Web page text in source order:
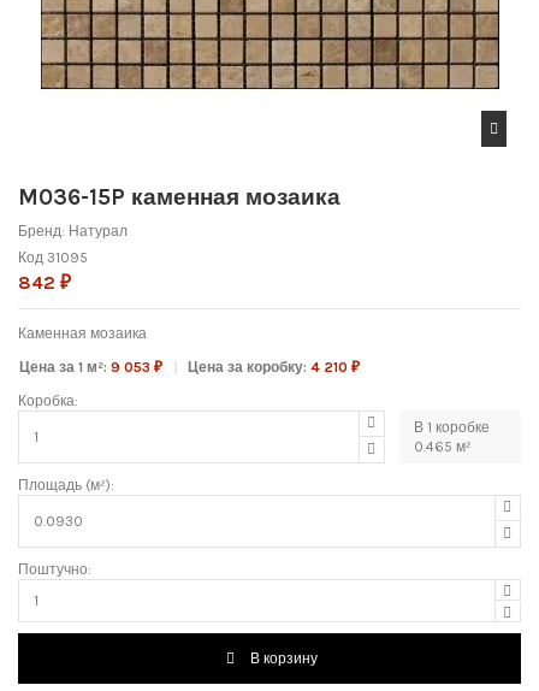
M036-15P каменная мозаика
Бренд: Натурал
Код 31095
842 ₽
Каменная мозаика
Цена за 1 м²:9 053 ₽ Цена за коробку:4 210 ₽
Коробка:
В 1 коробке
0.465 м²
Площадь (м²):
Поштучно:
В корзину